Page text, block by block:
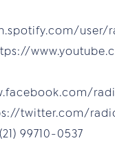
user/
twitter.com/
99710-0537